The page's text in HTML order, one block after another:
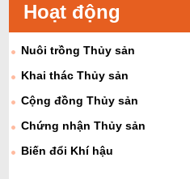
Hoạt động
Nuôi trồng Thủy sản
Khai thác Thủy sản
Cộng đồng Thủy sản
Chứng nhận Thủy sản
Biến đổi Khí hậu